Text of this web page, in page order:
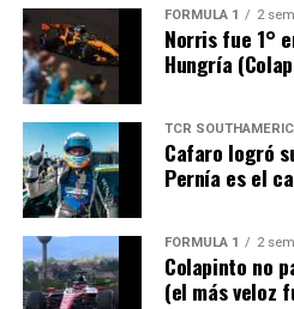
FÓRMULA 1 2
Norris fue 1°
Hungría
TCR
Cafaro logró
Pernía es el
FÓRMULA 1 2
Colapinto no
(el más veloz